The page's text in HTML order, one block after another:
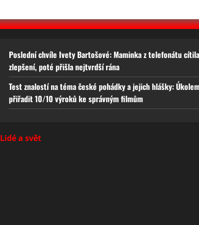
Poslední chvíle Ivety Bartošové: Maminka z telefonátu cítila
zlepšení, poté přišla nejtvrdší rána
Test znalostí na téma české pohádky a jejich hlášky:
přiřadit 10/10 výroků ke správným filmům
Lidé a svět